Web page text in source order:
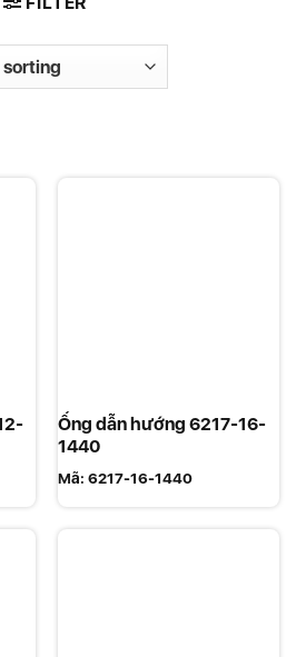
Ống dẫn hướng 6217-16-
1440
Mã: 6217-16-1440